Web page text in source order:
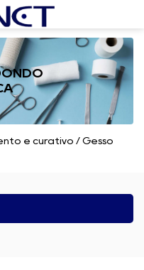
e curativo / Gesso